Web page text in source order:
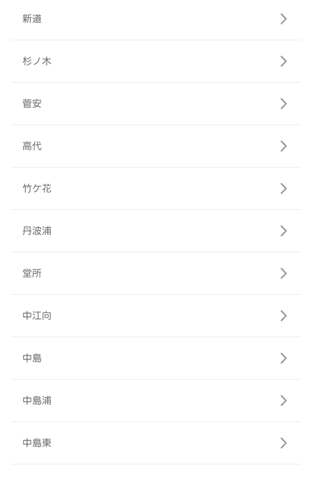
新道
杉ノ木
菅安
高代
竹ケ花
丹波浦
堂所
中江向
中島
中島浦
中島東